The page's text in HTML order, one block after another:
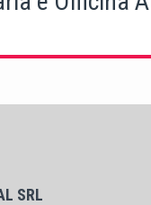
SRL